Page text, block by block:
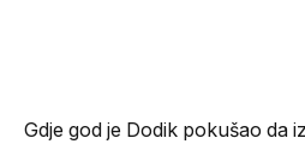
Gdje god je Dodik pokušao da